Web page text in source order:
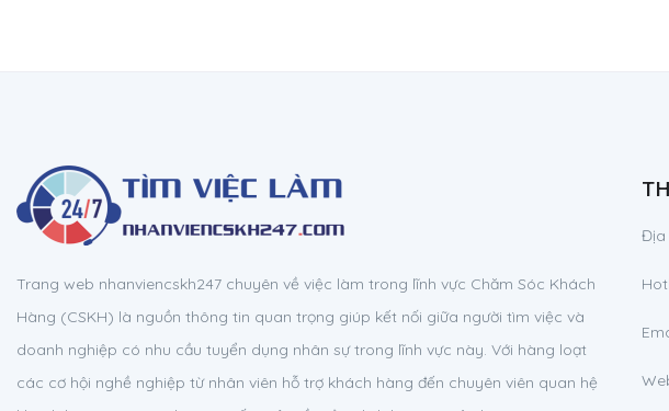
Trang web nhanviencskh247 chuyên về việc làm trong lĩnh vực Chăm Sóc Khách
Hàng (CSKH) là nguồn thông tin quan trọng giúp kết nối giữa người tìm việc và
doanh nghiệp có nhu cầu tuyển dụng nhân sự trong lĩnh vực này. Với hàng loạt
các cơ hội nghề nghiệp từ nhân viên hỗ trợ khách hàng đến chuyên viên quan hệ
Địa